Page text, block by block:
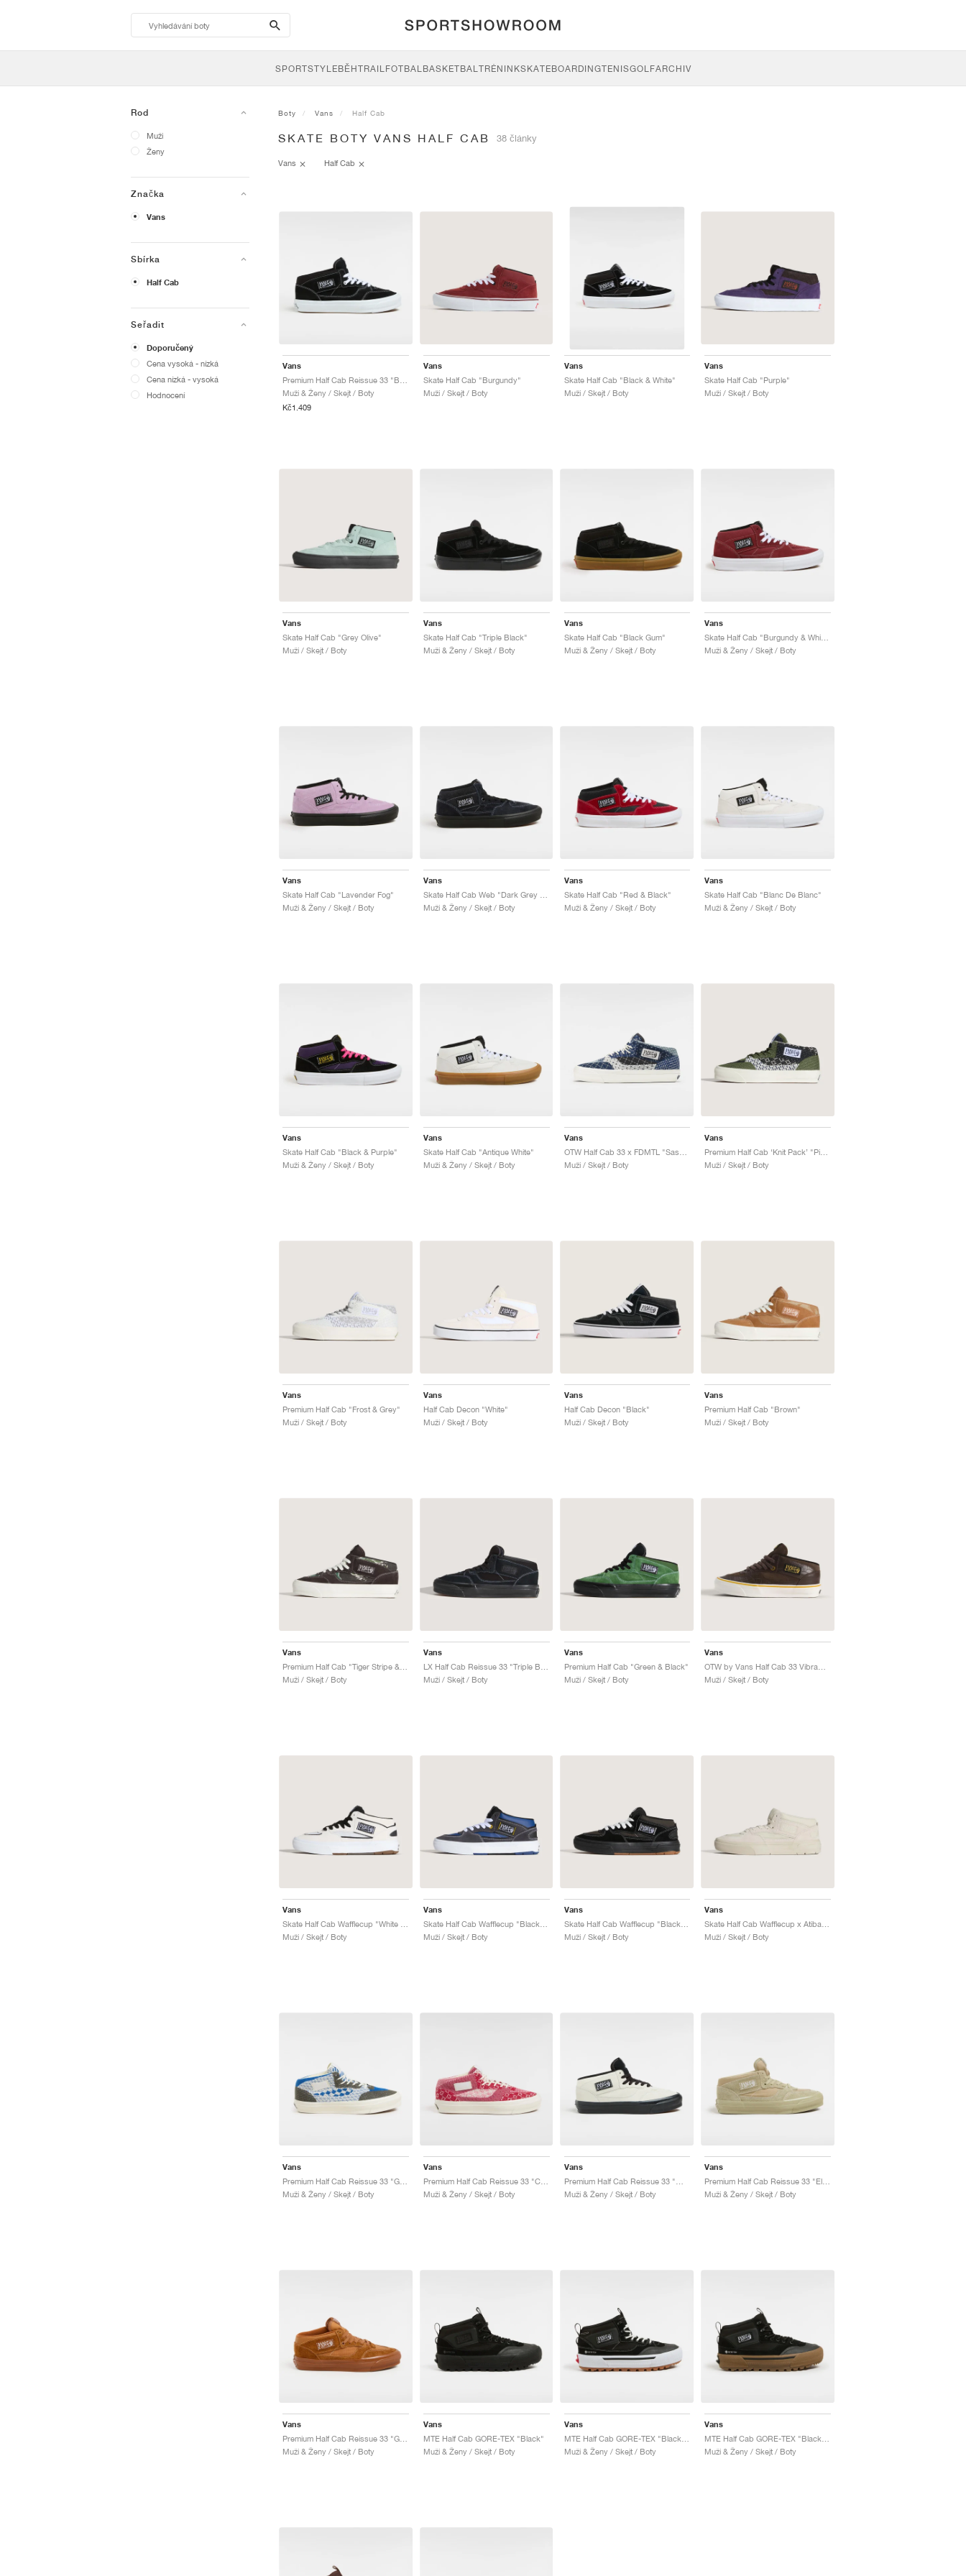
search-
btn
SPORTSTYLEBĚHTRAILFOTBALBASKETBALTRÉNINKSKATEBOARDINGTENISGOLFARCHIV
Rod
Muži
Ženy
Značka
Vans
Sbírka
Half Cab
Seřadit
Doporučený
Cena vysoká - nízká
Cena nízká - vysoká
Hodnocení
Boty Vans Half Cab
SKATE BOTY VANS HALF CAB 38 články
Vans Half Cab
Vans
Muži & Ženy / Skejt / Boty
Kč1.409
Vans
Skate Half Cab "Burgundy"
Muži / Skejt / Boty
Vans
Skate Half Cab "Black & White"
Muži / Skejt / Boty
Vans
Skate Half Cab "Purple"
Muži / Skejt / Boty
Vans
Skate Half Cab "Grey Olive"
Muži / Skejt / Boty
Vans
Skate Half Cab "Triple Black"
Muži & Ženy / Skejt / Boty
Vans
Skate Half Cab "Black Gum"
Muži & Ženy / Skejt / Boty
Vans
Muži & Ženy / Skejt / Boty
Vans
Skate Half Cab "Lavender Fog"
Muži & Ženy / Skejt / Boty
Vans
Muži & Ženy / Skejt / Boty
Vans
Skate Half Cab "Red & Black"
Muži & Ženy / Skejt / Boty
Vans
Skate Half Cab "Blanc De Blanc"
Muži & Ženy / Skejt / Boty
Vans
Skate Half Cab "Black & Purple"
Muži & Ženy / Skejt / Boty
Vans
Skate Half Cab "Antique White"
Muži & Ženy / Skejt / Boty
Vans
Muži / Skejt / Boty
Vans
Muži / Skejt / Boty
Vans
Premium Half Cab "Frost & Grey"
Muži / Skejt / Boty
Vans
Half Cab Decon "White"
Muži / Skejt / Boty
Vans
Half Cab Decon "Black"
Muži / Skejt / Boty
Vans
Premium Half Cab "Brown"
Muži / Skejt / Boty
Vans
Muži / Skejt / Boty
Vans
Muži / Skejt / Boty
Vans
Premium Half Cab "Green & Black"
Muži / Skejt / Boty
Vans
Muži / Skejt / Boty
Vans
Muži / Skejt / Boty
Vans
Muži / Skejt / Boty
Vans
Muži / Skejt / Boty
Vans
Muži / Skejt / Boty
Vans
Muži & Ženy / Skejt / Boty
Vans
Premium Half Cab Reissue 33 "Chili Pepper & Mauvewood Red"
Muži & Ženy / Skejt / Boty
Vans
Muži & Ženy / Skejt / Boty
Vans
Muži & Ženy / Skejt / Boty
Vans
Muži & Ženy / Skejt / Boty
Vans
MTE Half Cab GORE-TEX "Black"
Muži & Ženy / Skejt / Boty
Vans
Muži & Ženy / Skejt / Boty
Vans
Muži & Ženy / Skejt / Boty